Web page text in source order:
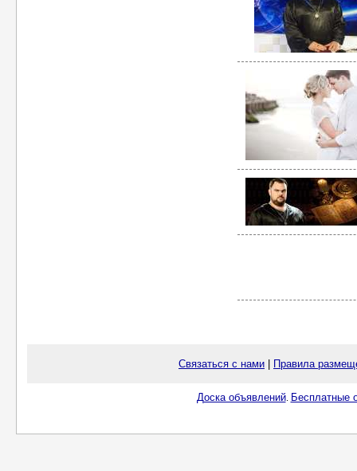
Связаться с нами Правила
Доска объявлений. Бесплатные